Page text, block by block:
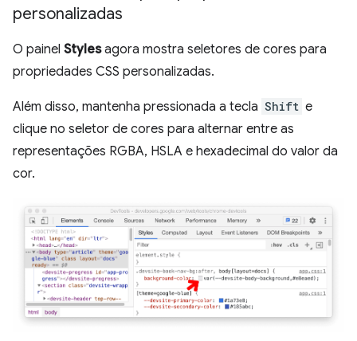
personalizadas
O painel Stylesagora mostra seletores de cores para
propriedades CSS personalizadas.
Além disso, mantenha pressionada a tecla Shift e
clique no seletor de cores para alternar entre as
representações RGBA, HSLA e hexadecimal do valor da
cor.